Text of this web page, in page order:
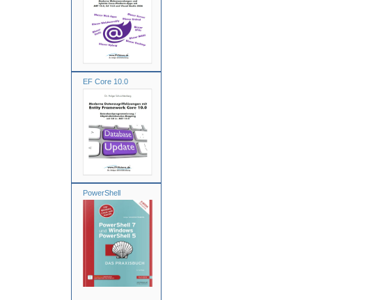
EF Core 10.0
PowerShell